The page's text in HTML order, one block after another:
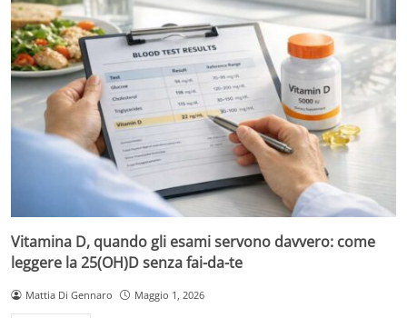
Vitamina D, quando gli esami servono davvero: come
leggere la 25(OH)D senza fai-da-te
Mattia Di Gennaro Maggio 1, 2026